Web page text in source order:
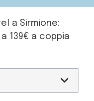
a Sirmione:
139€ a coppia